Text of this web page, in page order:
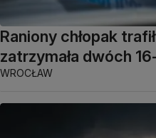
Raniony chłopak
zatrzymała dwóch
WROCŁAW